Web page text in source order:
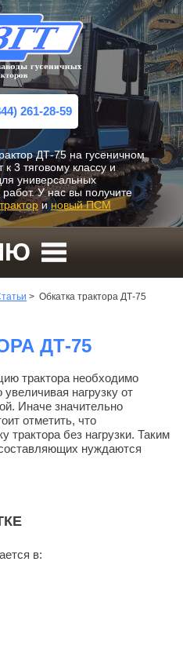
261-28-59
ДТ-75 на гусеничном
3 тяговому классу и
универсальных
работ. У нас вы получите
и новый ПСМ
> Обкатка трактора ДТ-75
ДТ-75
трактора необходимо
увеличивая нагрузку от
Иначе значительно
отметить, что
трактора без нагрузки. Таким
нуждаются
в: